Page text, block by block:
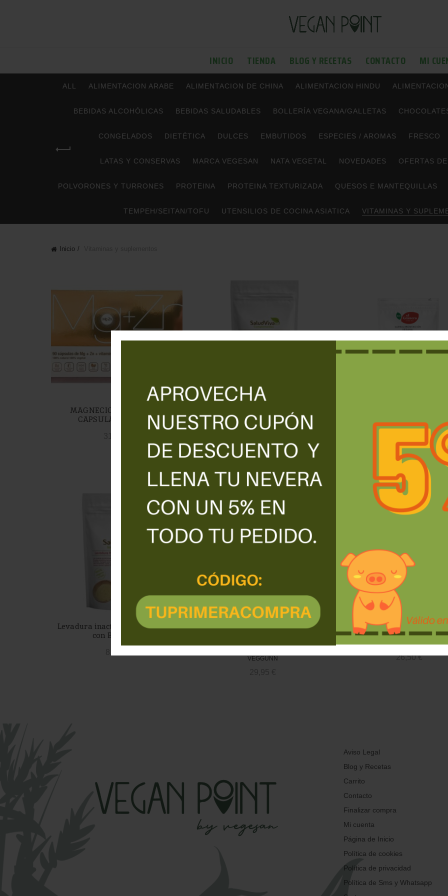
INICIO TIENDA BLOG Y RECETAS CONTACTO MI
ALL ALIMENTACION ARABE ALIMENTACION DE CHINA ALIMENTACION HINDU
BEBIDAS ALCOHÓLICAS BEBIDAS SALUDABLES BOLLERÍA VEGANA/GALLETAS
CONGELADOS DIETÉTICA DULCES EMBUTIDOS ESPECIES / AROMAS FRESCO
LATAS Y CONSERVAS MARCA VEGESAN NATA VEGETAL NOVEDADES OFERTAS
POLVORONES Y TURRONES PROTEINA PROTEINA TEXTURIZADA QUESOS E MANTEQUILLAS
TEMPEH/SEITAN/TOFU UTENSILIOS DE COCINA ASIATICA VITAMINAS Y
Inicio
MAGNECIO CON ZINC 90
CAPSULAS VEGGUN
FIBRA DE ACACIA 250 GRS
11,50 €
CAÑAMO) BIO, 200 g EL
10,50€
Levadura inactiva seca en copos
con B 12 125g-
VITAMINA B12 FLASH
mcg) ( 100 comprimido )
VEGGUNN
Vitamina B12 VEGGUNN
VEGGUNN
26,50€
Aviso Legal
Blog y Recetas
Carrito
Contacto
Finalizar compra
Mi cuenta
Página de Inicio
Política de cookies
Política de privacidad
Política de Sms y Whatsapp